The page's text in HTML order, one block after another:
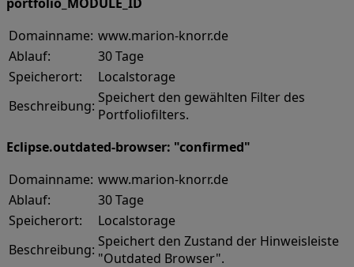
Domainname: www.marion-knorr.de
Ablauf:
30 Tage
Speicherort:
Localstorage
Beschreibung: Speichert den gewählten Filter des
Portfoliofilters.
Eclipse.outdated-browser: "confirmed"
Domainname: www.marion-knorr.de
Ablauf:
30 Tage
Speicherort:
Localstorage
Beschreibung: Speichert den Zustand der Hinweisleiste
"Outdated Browser".